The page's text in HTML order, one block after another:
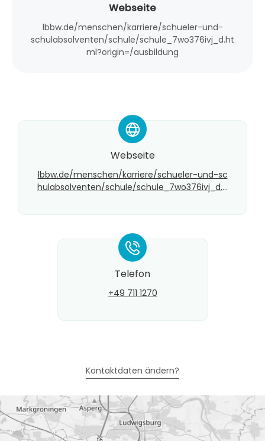
Webseite
lbbw.de/menschen/karriere/schueler-und-
schulabsolventen/schule/schule_7wo376ivj_d.ht
ml?origin=/ausbildung
*
Webseite
lbbw.de/menschen/karriere/schueler-und-sc
hulabsolventen/schule/schule_7wo376ivj_d.h
*
Telefon
+49 711 1270
Kontaktdaten ändern?